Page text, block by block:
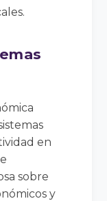
en
sobre
y